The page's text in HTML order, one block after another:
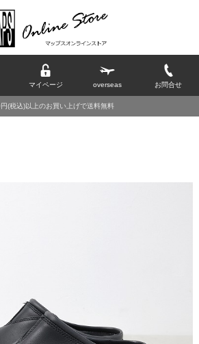
マイページ overseas お問合せ
(税込)以上のお買い上げで送料無料